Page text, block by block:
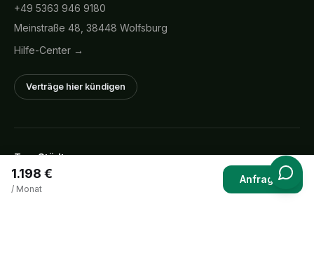
1.198 €
/ Monat
Anfragen
+49 5363 946 9180
Meinstraße 48, 38448 Wolfsburg
Hilfe-Center →
Verträge hier kündigen
Top-Städte
Immobilien in
Immobilien in
Immobilien inKöln